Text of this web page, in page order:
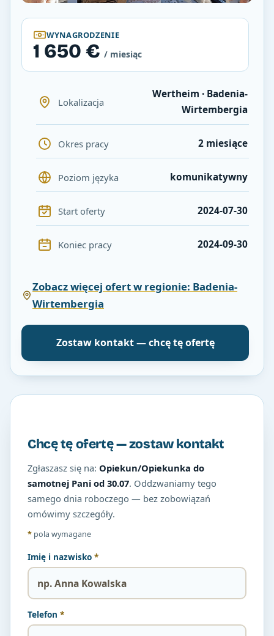
WYNAGRODZENIE
1 650 € / miesiąc
Lokalizacja
Wertheim · Badenia-
Wirtembergia
Okres pracy 2 miesiące
Poziom języka komunikatywny
Start oferty 2024-07-30
Koniec pracy 2024-09-30
Zobacz więcej ofert w regionie: Badenia-
Wirtembergia
Zostaw kontakt — chcę tę ofertę
Chcę tę ofertę — zostaw kontakt
Zgłaszasz się na: Opiekun/Opiekunka do
samotnej Pani od 30.07. Oddzwaniamy tego
samego dnia roboczego — bez zobowiązań
omówimy szczegóły.
* pola wymagane
Imię i nazwisko *
Telefon *